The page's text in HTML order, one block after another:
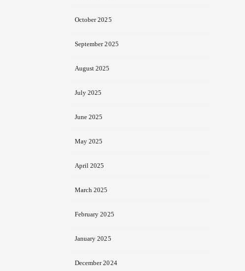
October 2025
September 2025
August 2025
July 2025
June 2025
May 2025
April 2025
March 2025
February 2025
January 2025
December 2024